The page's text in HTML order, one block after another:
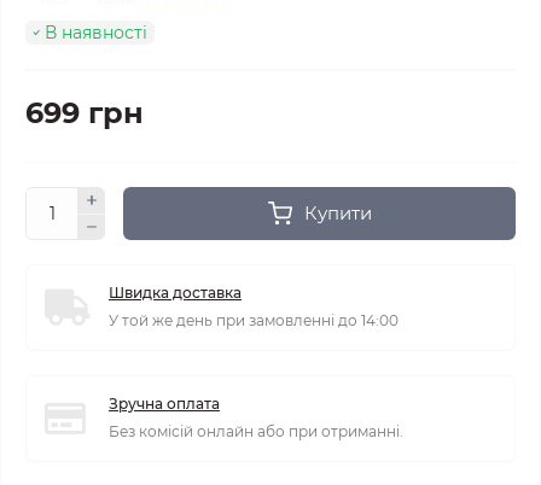
В наявності
699 грн
Купити
Швидка доставка
У той же день при замовленні до 14:00
Зручна оплата
Без комісій онлайн або при отриманні.